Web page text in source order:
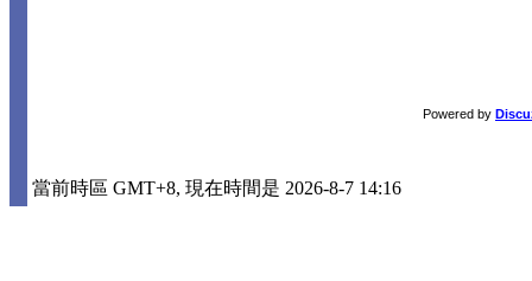
Powered by
當前時區 GMT+8, 現在時間是 2026-8-7 14:16